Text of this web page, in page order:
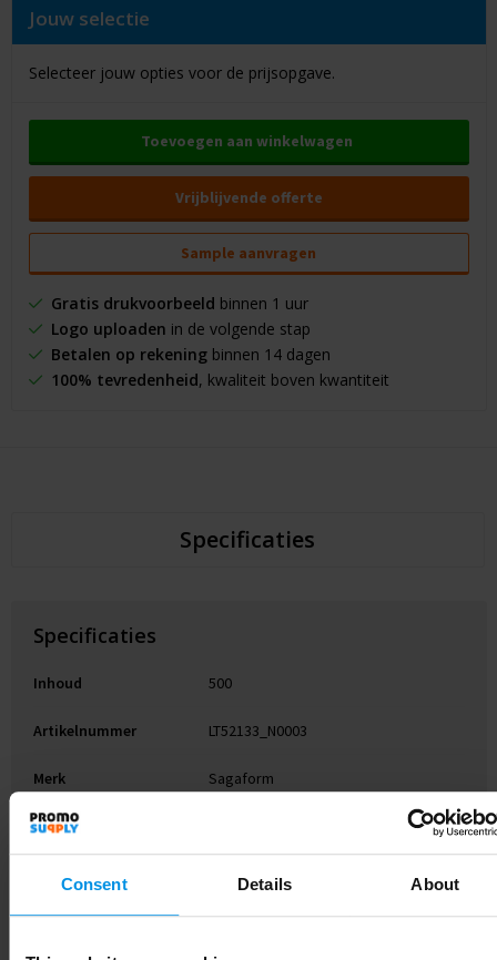
Consent Details About
Jouw selectie
Selecteer jouw opties voor de prijsopgave.
Toevoegen aan winkelwagen
Vrijblijvende offerte
Sample aanvragen
Gratis drukvoorbeeld binnen 1 uur
Logo uploaden in de volgende stap
Betalen op rekeningbinnen 14 dagen
100% tevredenheid, kwaliteit boven kwantiteit
Specificaties
Specificaties
Inhoud 500
Artikelnummer LT52133_N0003
Merk Sagaform
Gewicht
Materiaal Recycled Stainless Steel
Diameter 7 cm